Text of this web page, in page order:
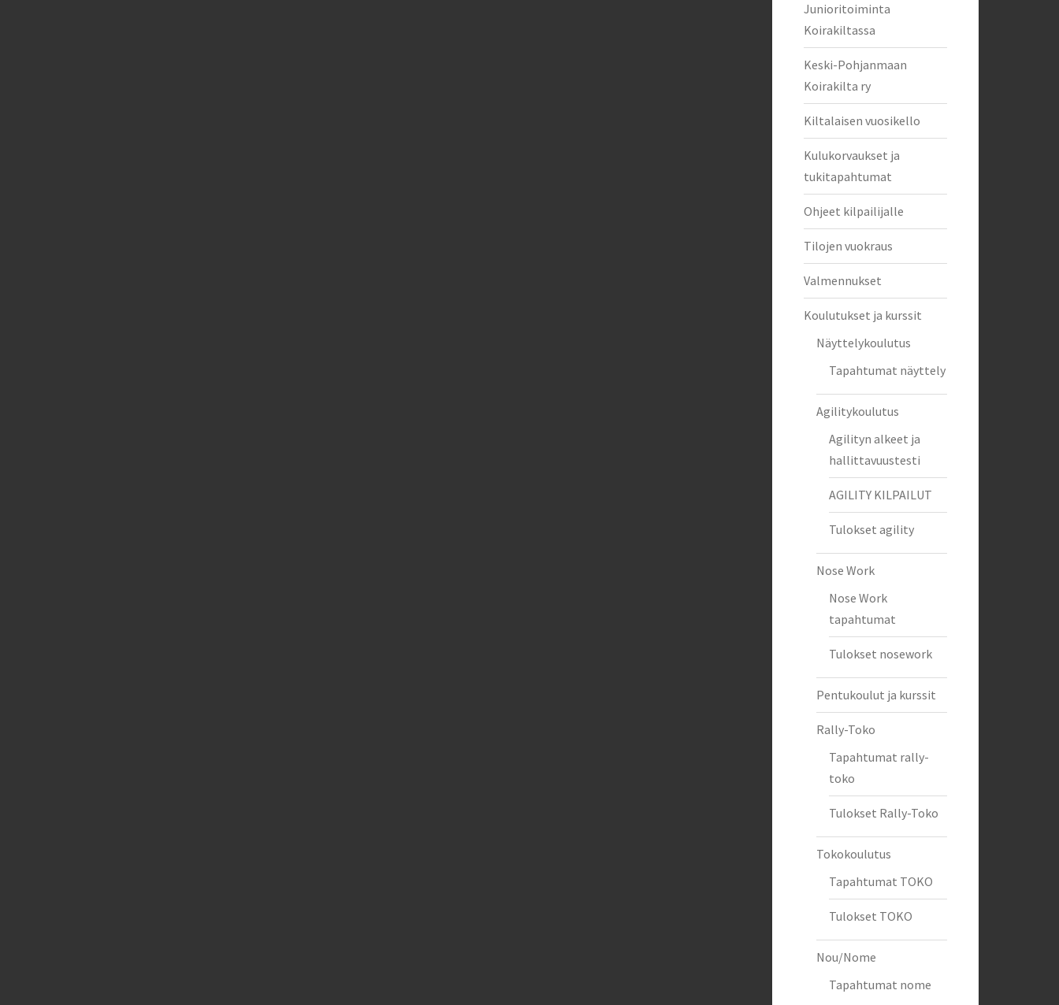
Junioritoiminta
Koirakiltassa
Keski-Pohjanmaan
Koirakilta ry
Kiltalaisen vuosikello
Kulukorvaukset ja
tukitapahtumat
Ohjeet kilpailijalle
Tilojen vuokraus
Valmennukset
Koulutukset ja kurssit
Näyttelykoulutus
Tapahtumat näyttely
Agilitykoulutus
Agilityn alkeet ja
hallittavuustesti
AGILITY KILPAILUT
Tulokset agility
Nose Work
Nose Work
tapahtumat
Tulokset nosework
Pentukoulut ja kurssit
Rally-Toko
Tapahtumat rally-
toko
Tulokset Rally-Toko
Tokokoulutus
Tapahtumat TOKO
Tulokset TOKO
Nou/Nome
Tapahtumat nome